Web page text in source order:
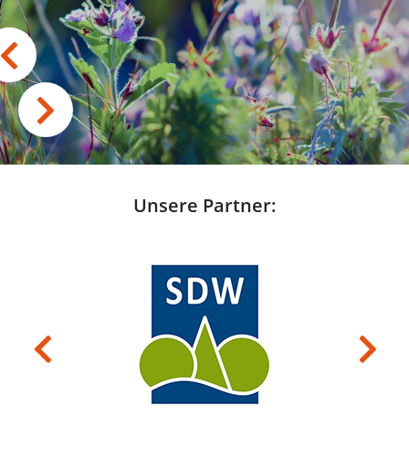
Unsere Partner:
Previous Next